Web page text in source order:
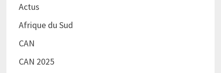
Actus
Afrique du Sud
CAN
CAN 2025